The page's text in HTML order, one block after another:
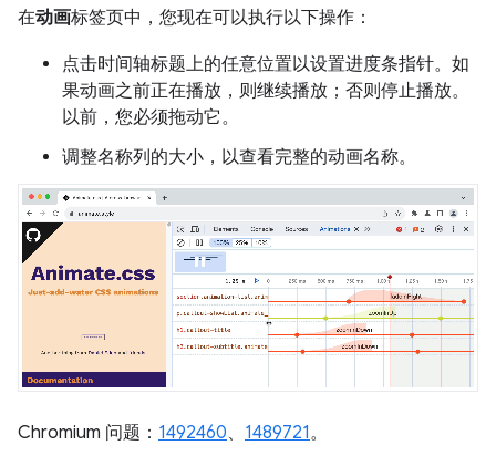
在动画标签页中，您现在可以执行以下操作：
点击时间轴标题上的任意位置以设置进度条指针。如
果动画之前正在播放，则继续播放；否则停止播放。
以前，您必须拖动它。
调整名称列的大小，以查看完整的动画名称。
Chromium 问题： 1492460、 1489721。